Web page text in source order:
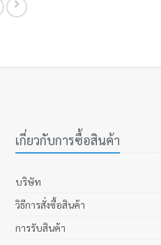
เกี่ยวกับการซื้อสินค้า
บริษัท
วิธีการสั่งซื้อสินค้า
การรับสินค้า